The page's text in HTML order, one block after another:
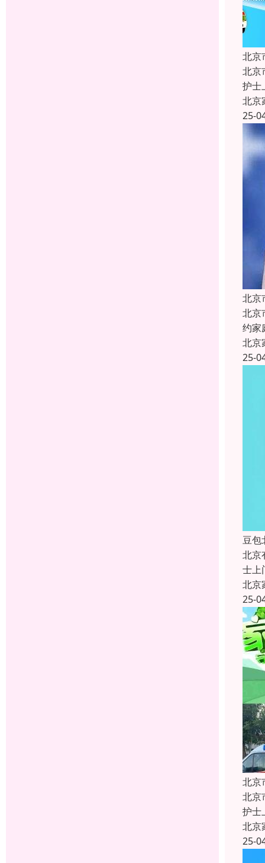
北京
北京
护士
北京
25-
北京
北京
约家
北京
25-
豆包​
北京
士上
北京
25-
北京
北京
护士
北京
25-